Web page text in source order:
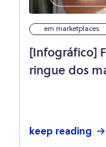
em marketplaces
[Infográfico]
ringue dos
keep reading